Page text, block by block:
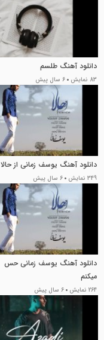
دانلود آهنگ طلسم
83 نمایش 6 سال پیش
دانلود آهنگ یوسف زمانی از حالا
349 نمایش 6 سال پیش
دانلود آهنگ یوسف زمانی حس
میکنم
264 نمایش 6 سال پیش